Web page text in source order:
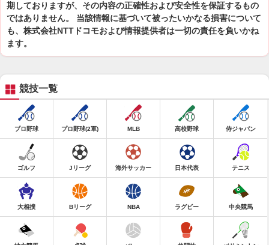
期しておりますが、その内容の正確性および安全性を保証するもの
ではありません。 当該情報に基づいて被ったいかなる損害について
も、株式会社NTTドコモおよび情報提供者は一切の責任を負いかね
ます。
競技一覧
プロ野球 プロ野球(2軍) MLB 高校野球 侍ジャパン
ゴルフ Jリーグ 海外サッカー 日本代表 テニス
大相撲 Bリーグ NBA ラグビー 中央競馬